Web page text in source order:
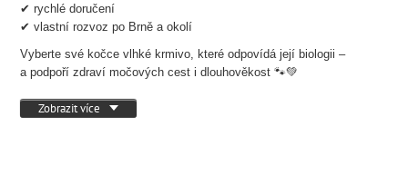
✔ rychlé doručení
✔ vlastní rozvoz po Brně a okolí
Vyberte své kočce vlhké krmivo, které odpovídá její biologii –
a podpoří zdraví močových cest i dlouhověkost 🐾💚
Zobrazit více